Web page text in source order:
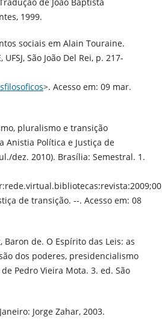
1999.
sociais em Alain Touraine.
São João Del Rei, p. 217-
>. Acesso em: 09 mar.
pluralismo e transição
Anistia Política e Justiça de
dez. 2010). Brasília: Semestral. 1.
de transição. --. Acesso em: 08
Baron de. O Espírito das Leis: as
dos poderes, presidencialismo
Pedro Vieira Mota. 3. ed. São
Jorge Zahar, 2003.